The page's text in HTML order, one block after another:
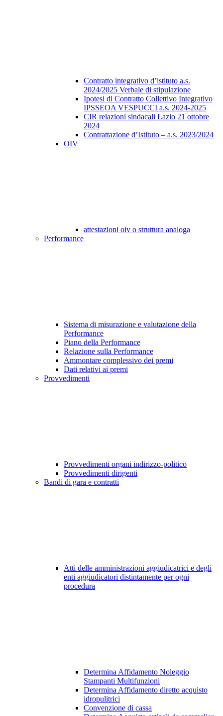
Contratto integrativo d’istituto a.s.
2024/2025 Verbale di stipulazione
Ipotesi di Contratto Collettivo Integrativo
IPSSEOA VESPUCCI a.s. 2024-2025
CIR relazioni sindacali Lazio 21 ottobre
2024
Contrattazione d’Istituto – a.s. 2023/2024
OIV
attestazioni oiv o struttura analoga
Performance
Sistema di misurazione e valutazione della
Performance
Piano della Performance
Relazione sulla Performance
Ammontare complessivo dei premi
Dati relativi ai premi
Provvedimenti
Provvedimenti organi indirizzo-politico
Provvedimenti dirigenti
Bandi di gara e contratti
Atti delle amministrazioni aggiudicatrici e degli
enti aggiudicatori distintamente per ogni
procedura
Determina Affidamento Noleggio
Stampanti Multifunzioni
Determina Affidamento diretto acquisto
idropulitrici
Convenzione di cassa